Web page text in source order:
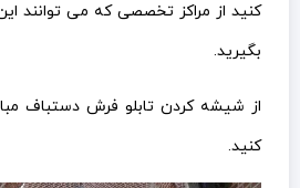
کنید از مراکز تخصصی که می توانند
بگیرید.
از شیشه کردن تابلو فرش دستباف
کنید.